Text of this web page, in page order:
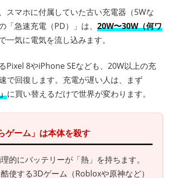
スマホに付属していた古い充電器（5Wな
急速充電（PD）」は、 20W〜30W（何ワ
一気に電気を流し込みます。
Pixel 8やiPhone SEなども、20W以上の充
で回復します。充電が遅い人は、まず
に買い替えるだけで世界が変わります。
ゲーム」は本体を殺す
的にバッテリーが「熱」を持ちます。
使する3Dゲーム（Robloxや原神など）